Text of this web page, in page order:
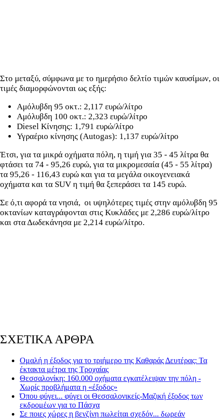
Στο μεταξύ, σύμφωνα με το ημερήσιο δελτίο τιμών καυσίμων, οι
τιμές διαμορφώνονται ως εξής:
Αμόλυβδη 95 οκτ.: 2,117 ευρώ/λίτρο
Αμόλυβδη 100 οκτ.: 2,323 ευρώ/λίτρο
Diesel Κίνησης: 1,791 ευρώ/λίτρο
Υγραέριο κίνησης (Autogas): 1,137 ευρώ/λίτρο
Έτσι, για τα μικρά οχήματα πόλη, η τιμή για 35 - 45 λίτρα θα
φτάσει τα 74 - 95,26 ευρώ, για τα μικρομεσαία (45 - 55 λίτρα)
τα 95,26 - 116,43 ευρώ και για τα μεγάλα οικογενειακά
οχήματα και τα SUV η τιμή θα ξεπεράσει τα 145 ευρώ.
Σε ό,τι αφορά τα νησιά, οι υψηλότερες τιμές στην αμόλυβδη 95
οκτανίων καταγράφονται στις Κυκλάδες με 2,286 ευρώ/λίτρο
και στα Δωδεκάνησα με 2,214 ευρώ/λίτρο.
ΣΧΕΤΙΚΑ ΑΡΘΡΑ
Ομαλή η έξοδος για το τριήμερο της Καθαράς Δευτέρας: Τα
έκτακτα μέτρα της Τροχαίας
Θεσσαλονίκη: 160.000 οχήματα εγκατέλειψαν την πόλη -
Χωρίς προβλήματα η «έξοδος»
Όπου φύγει... φύγει οι Θεσσαλονικείς-Μαζική έξοδος των
εκδρομέων για το Πάσχα
Σε ποιες χώρες η βενζίνη πωλείται σχεδόν... δωρεάν